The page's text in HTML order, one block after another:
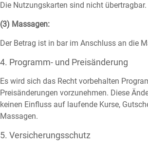
Die Nutzungskarten sind nicht übertragbar.
(3) Massagen:
Der Betrag ist in bar im Anschluss an die
4. Programm- und Preisänderung
Es wird sich das Recht vorbehalten
Preisänderungen vorzunehmen. Diese
keinen Einfluss auf laufende Kurse,
Massagen.
5. Versicherungsschutz